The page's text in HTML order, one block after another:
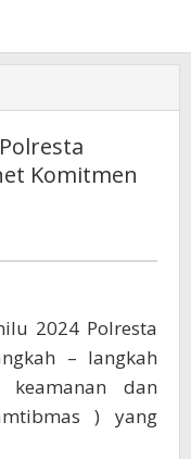
Komitmen
2024 Polresta
– langkah
dan
) yang